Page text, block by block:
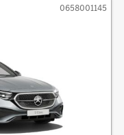
0658001145